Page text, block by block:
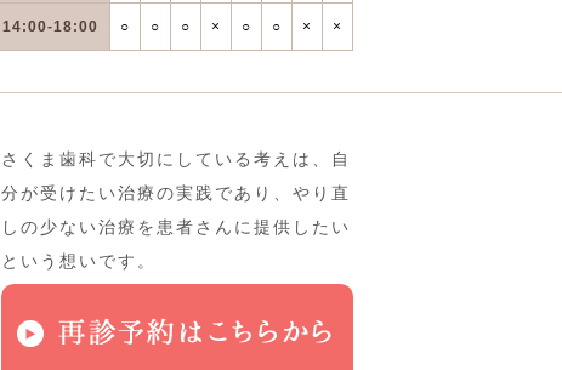
14:00-18:00 ○ ○ ○ × ○ ○ × ×
さくま歯科で大切にしている考えは、自
分が受けたい治療の実践であり、やり直
しの少ない治療を患者さんに提供したい
という想いです。